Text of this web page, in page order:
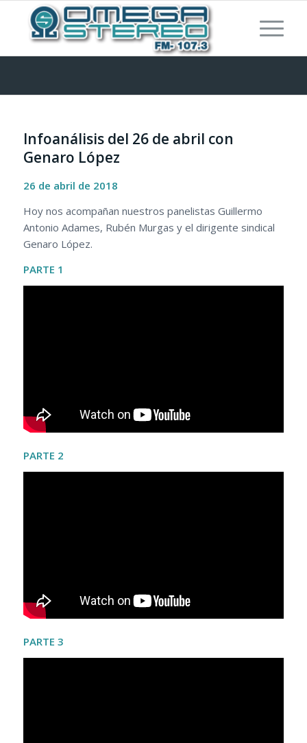
Infoanálisis del 26 de abril con
Genaro López
26 de abril de 2018
Hoy nos acompañan nuestros panelistas Guillermo
Antonio Adames, Rubén Murgas y el dirigente sindical
Genaro López.
PARTE 1
PARTE 2
PARTE 3